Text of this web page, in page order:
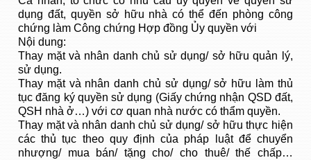
dụng đất, quyền sở hữu nhà có thể đến phòng công
chứng làm Công chứng Hợp đồng Ủy quyền với
Nội dung:
Thay mặt và nhân danh chủ sử dụng/ sở hữu quản lý,
sử dụng.
Thay mặt và nhân danh chủ sử dụng/ sở hữu làm thủ
tục đăng ký quyền sử dụng (Giấy chứng nhận QSD đất,
QSH nhà ở…) với cơ quan nhà nước có thẩm quyền.
Thay mặt và nhân danh chủ sử dụng/ sở hữu thực hiện
các thủ tục theo quy định của pháp luật để chuyển
nhượng/ mua bán/ tặng cho/ cho thuê/ thế chấp…